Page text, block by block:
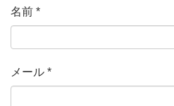
名前 *
メール *